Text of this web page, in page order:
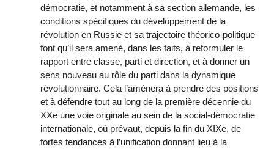
démocratie, et notamment à sa section allemande, les
conditions spécifiques du développement de la
révolution en Russie et sa trajectoire théorico-politique
font qu’il sera amené, dans les faits, à reformuler le
rapport entre classe, parti et direction, et à donner un
sens nouveau au rôle du parti dans la dynamique
révolutionnaire. Cela l’amènera à prendre des positions
et à défendre tout au long de la première décennie du
XXe une voie originale au sein de la social-démocratie
internationale, où prévaut, depuis la fin du XIXe, de
fortes tendances à l’unification donnant lieu à la